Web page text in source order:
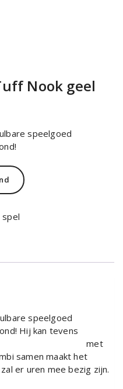
Nook geel
speelgoed
speelgoed
Hij kan tevens
met
samen maakt het
er uren mee bezig zijn.